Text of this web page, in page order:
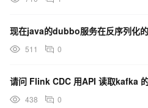
现在java的dubbo服务在反序列化
511 0
438 0